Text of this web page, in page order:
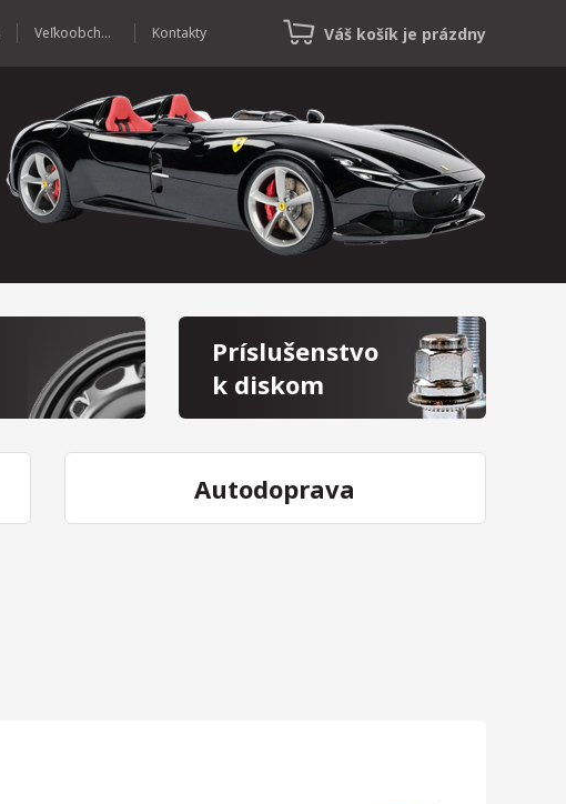
Veľkoobchod Kontakty Váš košík je prázdny
Príslušenstvo
k diskom
Autodoprava